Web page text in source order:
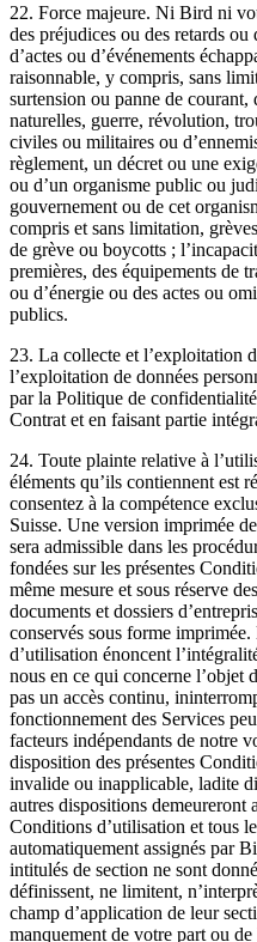
22. Force majeure. Ni Bird ni
des préjudices ou des retards
d’actes ou d’événements
raisonnable, y compris, sans
surtension ou panne de courant,
naturelles, guerre, révolution,
civiles ou militaires ou
règlement, un décret ou une
ou d’un organisme public ou
gouvernement ou de cet
compris et sans limitation,
de grève ou boycotts ;
premières, des équipements de
ou d’énergie ou des actes ou
publics.
23. La collecte et l’exploitation
l’exploitation de données
par la Politique de
Contrat et en faisant partie
24. Toute plainte relative à
éléments qu’ils contiennent est
consentez à la compétence
Suisse. Une version imprimée
sera admissible dans les
fondées sur les présentes
même mesure et sous réserve
documents et dossiers
conservés sous forme
d’utilisation énoncent
nous en ce qui concerne l’objet
pas un accès continu,
fonctionnement des Services
facteurs indépendants de notre
disposition des présentes
invalide ou inapplicable, ladite
autres dispositions demeureront
Conditions d’utilisation et tous
automatiquement assignés par
intitulés de section ne sont
définissent, ne limitent,
champ d’application de leur
manquement de votre part ou